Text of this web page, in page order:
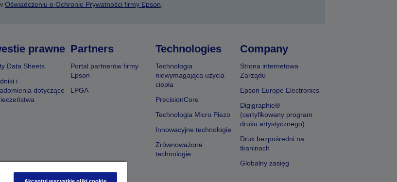
Oświadczeniu o Ochronie Prywatności firmy Epson
prawne
Data Sheets
i
dotyczące
Partners
Portal partnerów firmy
Epson
LPGA
Technologies
Technologia
niewymagająca użycia
ciepła
PrecisionCore
Technologia Micro Piezo
Innowacyjne technologie
Zrównoważone
technologie
Company
Strona internetowa
Zarządu
Epson Europe Electronics
Digigraphie®
(certyfikowany program
druku artystycznego)
Druk bezpośredni na
tkaninach
Globalny zasięg